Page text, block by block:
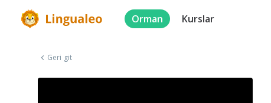
Orman Kurslar
Geri git